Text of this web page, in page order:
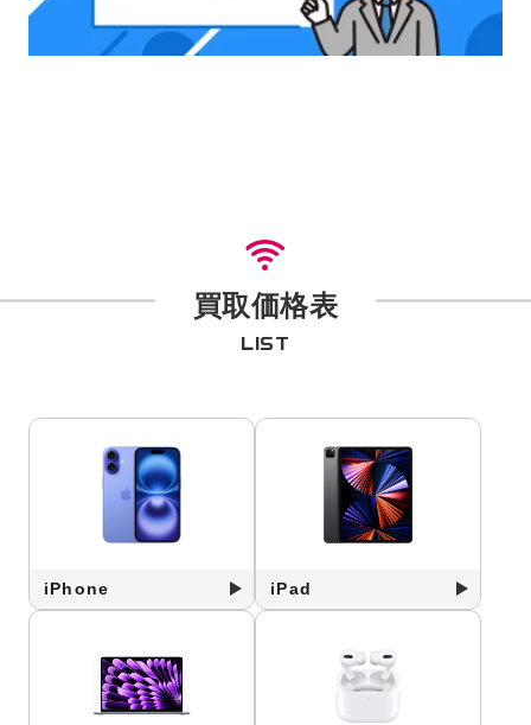
買取価格表
LIST
iPhone iPad